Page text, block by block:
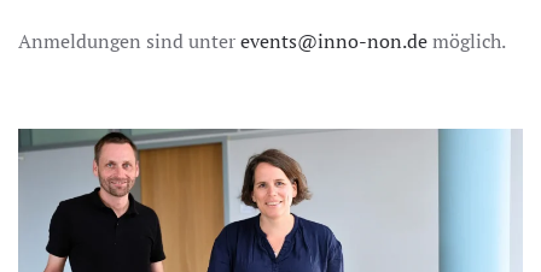
Anmeldungen sind unterevents@inno-non.demöglich.